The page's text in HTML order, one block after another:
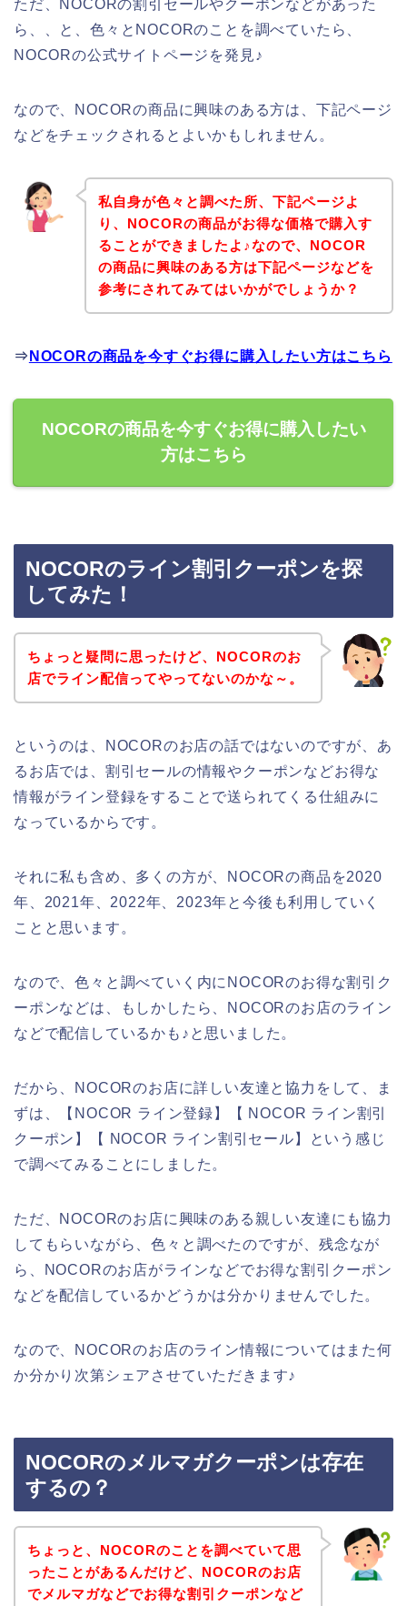
ただ、NOCORの割引セールやクーポンなどがあった
ら、、と、色々とNOCORのことを調べていたら、
NOCORの公式サイトページを発見♪
なので、NOCORの商品に興味のある方は、下記ページ
などをチェックされるとよいかもしれません。
私自身が色々と調べた所、下記ページよ
り、NOCORの商品がお得な価格で購入す
ることができましたよ♪なので、NOCOR
の商品に興味のある方は下記ページなどを
参考にされてみてはいかがでしょうか？
⇒ NOCORの商品を今すぐお得に購入したい方はこちら
NOCORの商品を今すぐお得に購入したい
方はこちら
NOCORのライン割引クーポンを探
してみた！
ちょっと疑問に思ったけど、NOCORのお
店でライン配信ってやってないのかな～。
というのは、NOCORのお店の話ではないのですが、あ
るお店では、割引セールの情報やクーポンなどお得な
情報がライン登録をすることで送られてくる仕組みに
なっているからです。
それに私も含め、多くの方が、NOCORの商品を2020
年、2021年、2022年、2023年と今後も利用していく
ことと思います。
なので、色々と調べていく内にNOCORのお得な割引ク
ーポンなどは、もしかしたら、NOCORのお店のライン
などで配信しているかも♪と思いました。
だから、NOCORのお店に詳しい友達と協力をして、ま
ずは、【NOCOR ライン登録】【 NOCOR ライン割引
クーポン】【 NOCOR ライン割引セール】という感じ
で調べてみることにしました。
ただ、NOCORのお店に興味のある親しい友達にも協力
してもらいながら、色々と調べたのですが、残念なが
ら、NOCORのお店がラインなどでお得な割引クーポン
などを配信しているかどうかは分かりませんでした。
なので、NOCORのお店のライン情報についてはまた何
か分かり次第シェアさせていただきます♪
NOCORのメルマガクーポンは存在
するの？
ちょっと、NOCORのことを調べていて思
ったことがあるんだけど、NOCORのお店
でメルマガなどでお得な割引クーポンなど